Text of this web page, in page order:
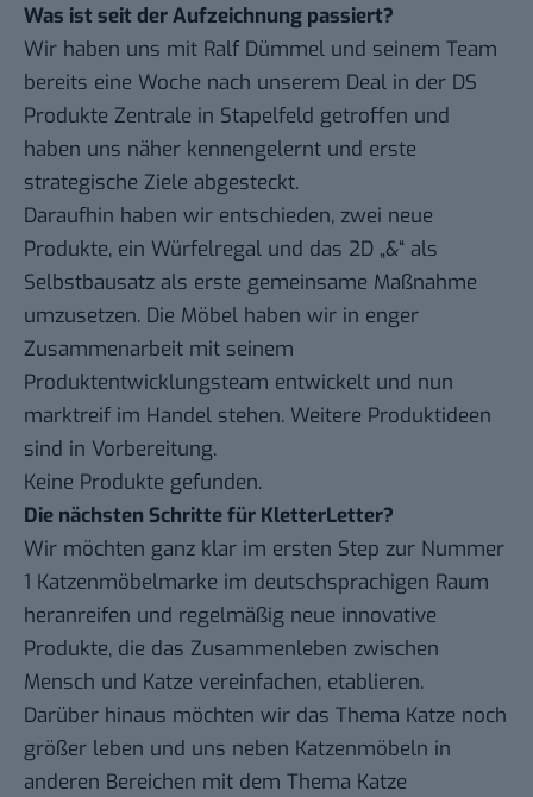
Was ist seit der Aufzeichnung passiert?
Wir haben uns mit Ralf Dümmel und seinem Team
bereits eine Woche nach unserem Deal in der DS
Produkte Zentrale in Stapelfeld getroffen und
haben uns näher kennengelernt und erste
strategische Ziele abgesteckt.
Daraufhin haben wir entschieden, zwei neue
Produkte, ein Würfelregal und das 2D „&“ als
Selbstbausatz als erste gemeinsame Maßnahme
umzusetzen. Die Möbel haben wir in enger
Zusammenarbeit mit seinem
Produktentwicklungsteam entwickelt und nun
marktreif im Handel stehen. Weitere Produktideen
sind in Vorbereitung.
Keine Produkte gefunden.
Die nächsten Schritte für KletterLetter?
Wir möchten ganz klar im ersten Step zur Nummer
1 Katzenmöbelmarke im deutschsprachigen Raum
heranreifen und regelmäßig neue innovative
Produkte, die das Zusammenleben zwischen
Mensch und Katze vereinfachen, etablieren.
Darüber hinaus möchten wir das Thema Katze noch
größer leben und uns neben Katzenmöbeln in
anderen Bereichen mit dem Thema Katze